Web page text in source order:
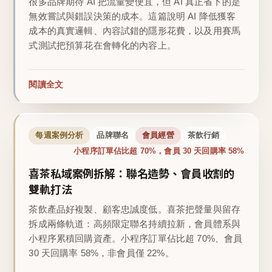
無效嘗試與錯誤決策的成本。這篇說明 AI 降低獲客
成本的真實邏輯、內容試錯的隱形花費，以及用賽馬
式測試把預算花在會轉化的內容上。
閱讀全文
每週案例分析 品牌聯名 會員經營 茶飲行銷
小程序訂單佔比超 70%，會員 30 天回購率 58%
喜茶私域案例拆解：聯名造勢、會員收割的
雙軌打法
茶飲產品好複製、顧客忠誠度低。喜茶把聲量與留存
拆成兩條軌道：高頻限定聯名持續拉新，會員體系與
小程序累積回購資產。小程序訂單佔比超 70%、會員
30 天回購率 58%，非會員僅 22%。